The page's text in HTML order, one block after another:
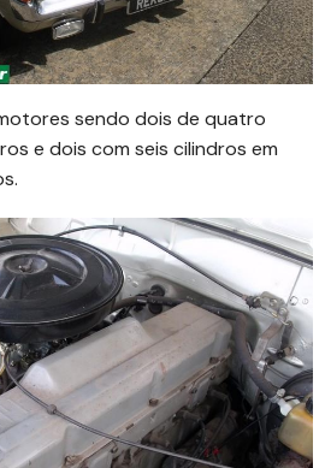
sendo dois de quatro
e dois com seis cilindros em